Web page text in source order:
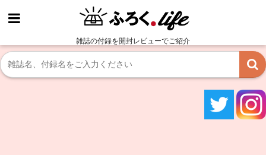
雑誌の付録を開封レビューでご紹介